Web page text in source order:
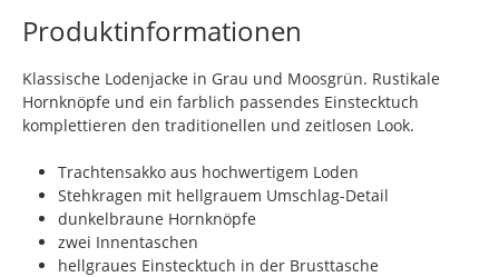
Produktinformationen
Klassische Lodenjacke in Grau und Moosgrün. Rustikale
Hornknöpfe und ein farblich passendes Einstecktuch
komplettieren den traditionellen und zeitlosen Look.
Trachtensakko aus hochwertigem Loden
Stehkragen mit hellgrauem Umschlag-Detail
dunkelbraune Hornknöpfe
zwei Innentaschen
hellgraues Einstecktuch in der Brusttasche